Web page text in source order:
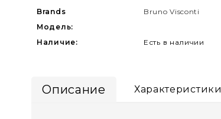
Brands
Bruno Visconti
Модель:
Наличие:
Есть в наличии
Описание Характеристики